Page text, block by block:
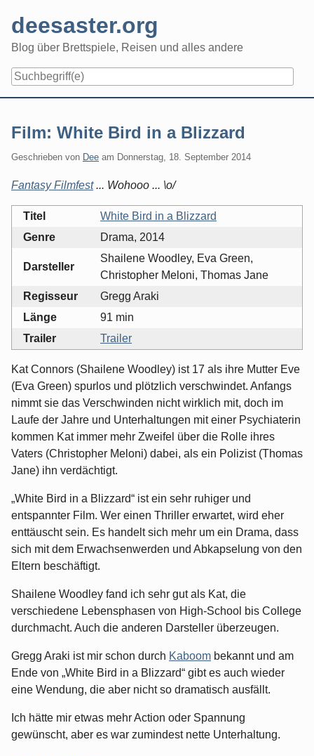
content
deesaster.org
Blog über Brettspiele, Reisen und alles andere
Film: White Bird in a Blizzard
Geschrieben von Dee am Donnerstag, 18. September 2014
Fantasy Filmfest... Wohooo ... \o/
Titel
White Bird in a Blizzard
Genre
Drama, 2014
Darsteller
Shailene Woodley, Eva Green,
Christopher Meloni, Thomas Jane
Regisseur
Gregg Araki
Länge
91 min
Trailer
Trailer
Kat Connors (Shailene Woodley) ist 17 als ihre Mutter Eve
(Eva Green) spurlos und plötzlich verschwindet. Anfangs
nimmt sie das Verschwinden nicht wirklich mit, doch im
Laufe der Jahre und Unterhaltungen mit einer Psychiaterin
kommen Kat immer mehr Zweifel über die Rolle ihres
Vaters (Christopher Meloni) dabei, als ein Polizist (Thomas
Jane) ihn verdächtigt.
„White Bird in a Blizzard“ ist ein sehr ruhiger und
entspannter Film. Wer einen Thriller erwartet, wird eher
enttäuscht sein. Es handelt sich mehr um ein Drama, dass
sich mit dem Erwachsenwerden und Abkapselung von den
Eltern beschäftigt.
Shailene Woodley fand ich sehr gut als Kat, die
verschiedene Lebensphasen von High-School bis College
durchmacht. Auch die anderen Darsteller überzeugen.
Gregg Araki ist mir schon durch Kaboom bekannt und am
Ende von „White Bird in a Blizzard“ gibt es auch wieder
eine Wendung, die aber nicht so dramatisch ausfällt.
Ich hätte mir etwas mehr Action oder Spannung
gewünscht, aber es war zumindest nette Unterhaltung.